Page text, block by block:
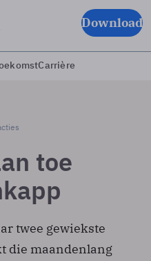
Download
Carrière
toe
twee gewiekste
die maandenlang